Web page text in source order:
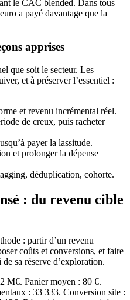
le CAC blended. Dans tous
a payé davantage que la
apprises
que soit le secteur. Les
et à préserver l’essentiel :
et revenu incrémental réel.
de creux, puis racheter
payer la lassitude.
et prolonger la dépense
déduplication, cohorte.
: du revenu cible
: partir d’un revenu
coûts et conversions, et faire
sa réserve d’exploration.
M€. Panier moyen : 80 €.
: 33 333. Conversion site :